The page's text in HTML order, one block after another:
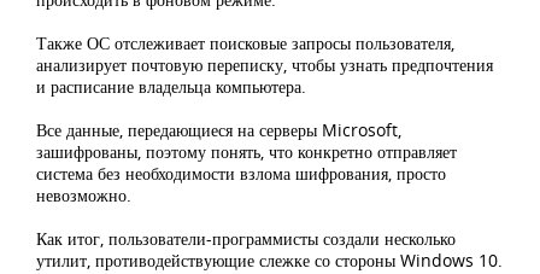
Также ОС отслеживает поисковые запросы пользователя,
анализирует почтовую переписку, чтобы узнать предпочтения
и расписание владельца компьютера.
Все данные, передающиеся на серверы Microsoft,
зашифрованы, поэтому понять, что конкретно отправляет
система без необходимости взлома шифрования, просто
невозможно.
Как итог, пользователи-программисты создали несколько
утилит, противодействующие слежке со стороны Windows 10.